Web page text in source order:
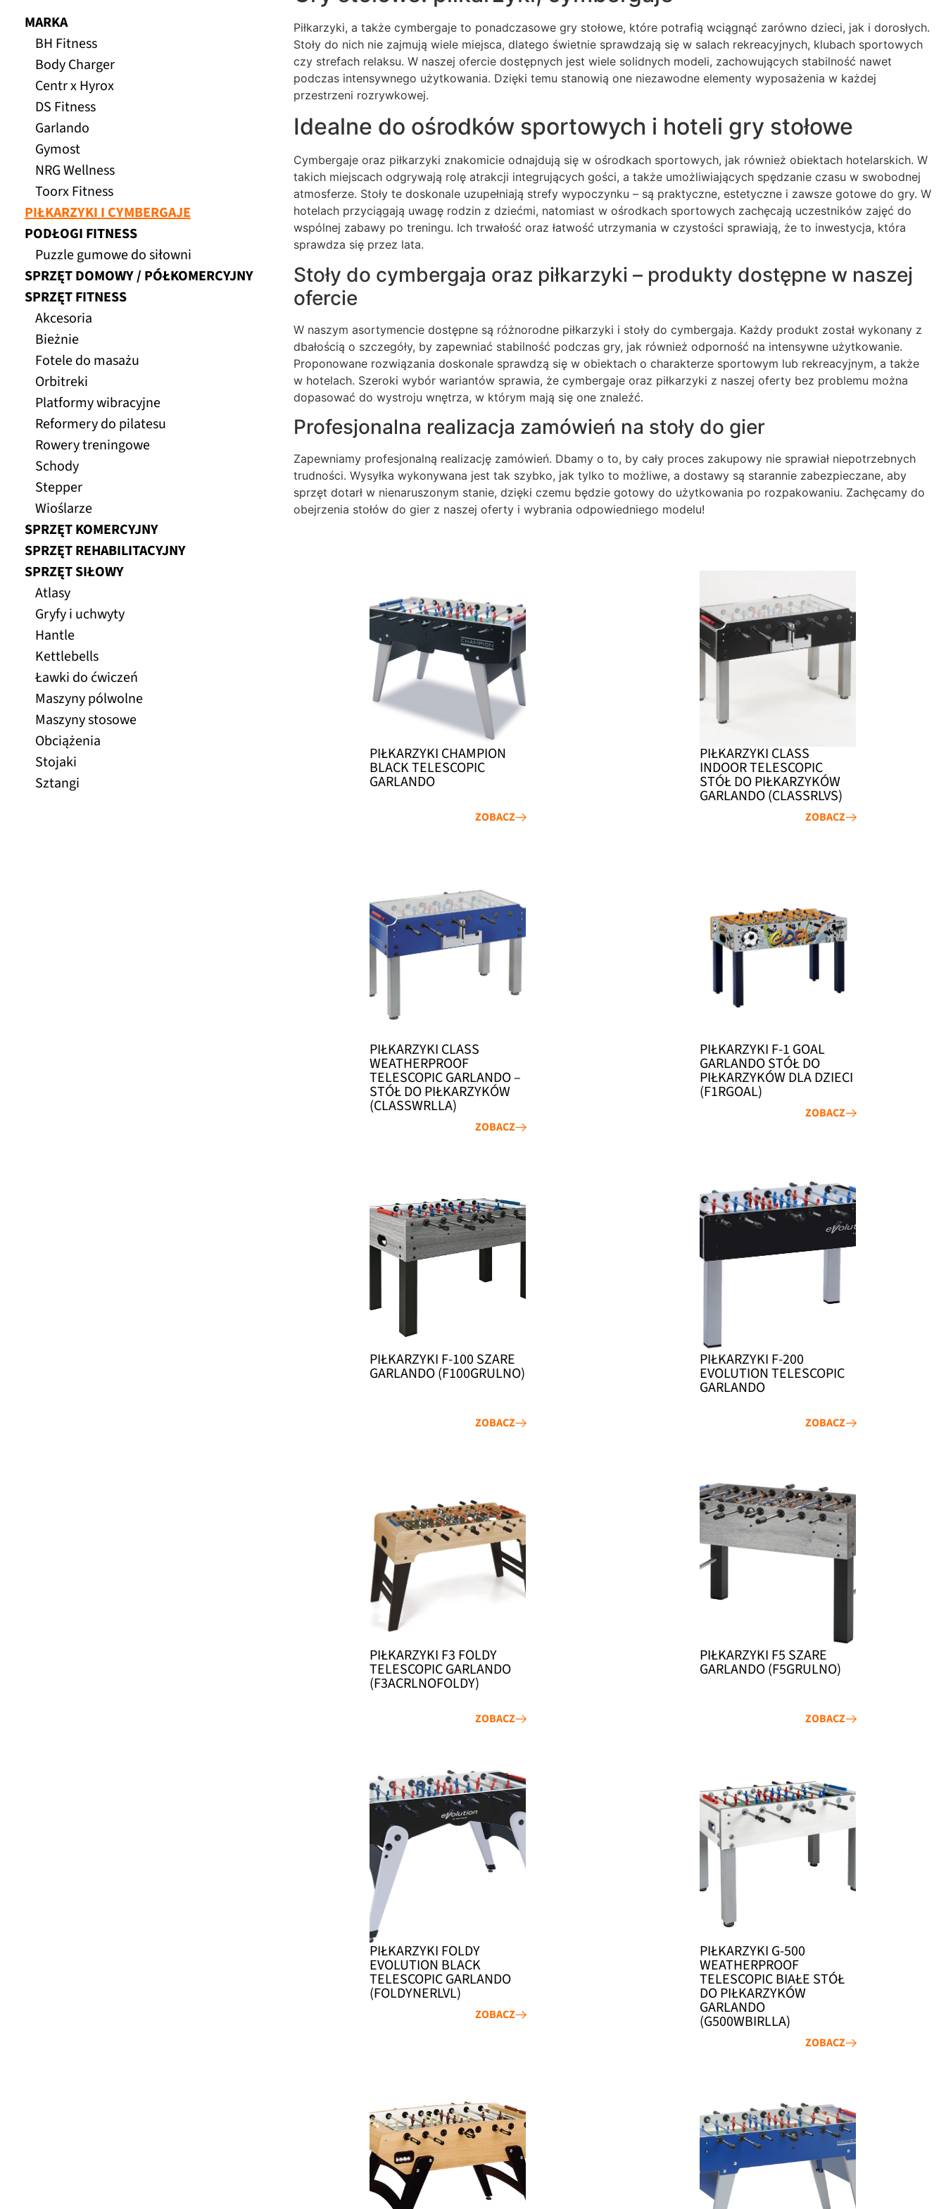
MARKA
BH Fitness
Body Charger
Centr x Hyrox
DS Fitness
Garlando
Gymost
NRG Wellness
Toorx Fitness
PIŁKARZYKI I CYMBERGAJE
PODŁOGI FITNESS
Puzzle gumowe do siłowni
SPRZĘT DOMOWY / PÓŁKOMERCYJNY
SPRZĘT FITNESS
Akcesoria
Bieżnie
Fotele do masażu
Orbitreki
Platformy wibracyjne
Reformery do pilatesu
Rowery treningowe
Schody
Stepper
Wioślarze
SPRZĘT KOMERCYJNY
SPRZĘT REHABILITACYJNY
SPRZĘT SIŁOWY
Atlasy
Gryfy i uchwyty
Hantle
Kettlebells
Ławki do ćwiczeń
Maszyny pólwolne
Maszyny stosowe
Obciążenia
Stojaki
Sztangi
Piłkarzyki, a także cymbergaje to ponadczasowe gry stołowe, które potrafią wciągnąć zarówno dzieci, jak i dorosłych.
Stoły do nich nie zajmują wiele miejsca, dlatego świetnie sprawdzają się w salach rekreacyjnych, klubach sportowych
czy strefach relaksu. W naszej ofercie dostępnych jest wiele solidnych modeli, zachowujących stabilność nawet
podczas intensywnego użytkowania. Dzięki temu stanowią one niezawodne elementy wyposażenia w każdej
przestrzeni rozrywkowej.
Idealne do ośrodków sportowych i hoteli gry stołowe
Cymbergaje oraz piłkarzyki znakomicie odnajdują się w ośrodkach sportowych, jak również obiektach hotelarskich. W
takich miejscach odgrywają rolę atrakcji integrujących gości, a także umożliwiających spędzanie czasu w swobodnej
atmosferze. Stoły te doskonale uzupełniają strefy wypoczynku – są praktyczne, estetyczne i zawsze gotowe do gry. W
hotelach przyciągają uwagę rodzin z dziećmi, natomiast w ośrodkach sportowych zachęcają uczestników zajęć do
wspólnej zabawy po treningu. Ich trwałość oraz łatwość utrzymania w czystości sprawiają, że to inwestycja, która
sprawdza się przez lata.
Stoły do cymbergaja oraz piłkarzyki – produkty dostępne w naszej
ofercie
W naszym asortymencie dostępne są różnorodne piłkarzyki i stoły do cymbergaja. Każdy produkt został wykonany z
dbałością o szczegóły, by zapewniać stabilność podczas gry, jak również odporność na intensywne użytkowanie.
Proponowane rozwiązania doskonale sprawdzą się w obiektach o charakterze sportowym lub rekreacyjnym, a także
w hotelach. Szeroki wybór wariantów sprawia, że cymbergaje oraz piłkarzyki z naszej oferty bez problemu można
dopasować do wystroju wnętrza, w którym mają się one znaleźć.
Profesjonalna realizacja zamówień na stoły do gier
Zapewniamy profesjonalną realizację zamówień. Dbamy o to, by cały proces zakupowy nie sprawiał niepotrzebnych
trudności. Wysyłka wykonywana jest tak szybko, jak tylko to możliwe, a dostawy są starannie zabezpieczane, aby
sprzęt dotarł w nienaruszonym stanie, dzięki czemu będzie gotowy do użytkowania po rozpakowaniu. Zachęcamy do
obejrzenia stołów do gier z naszej oferty i wybrania odpowiedniego modelu!
PIŁKARZYKI CHAMPION
BLACK TELESCOPIC
GARLANDO
ZOBACZ
PIŁKARZYKI CLASS
INDOOR TELESCOPIC
STÓŁ DO PIŁKARZYKÓW
GARLANDO (CLASSRLVS)
ZOBACZ
PIŁKARZYKI CLASS
WEATHERPROOF
TELESCOPIC GARLANDO –
STÓŁ DO PIŁKARZYKÓW
(CLASSWRLLA)
ZOBACZ
PIŁKARZYKI F-1 GOAL
GARLANDO STÓŁ DO
PIŁKARZYKÓW DLA DZIECI
(F1RGOAL)
ZOBACZ
PIŁKARZYKI F-100 SZARE
GARLANDO (F100GRULNO)
ZOBACZ
PIŁKARZYKI F-200
EVOLUTION TELESCOPIC
GARLANDO
ZOBACZ
PIŁKARZYKI F3 FOLDY
TELESCOPIC GARLANDO
(F3ACRLNOFOLDY)
ZOBACZ
PIŁKARZYKI F5 SZARE
GARLANDO (F5GRULNO)
ZOBACZ
PIŁKARZYKI FOLDY
EVOLUTION BLACK
TELESCOPIC GARLANDO
(FOLDYNERLVL)
ZOBACZ
PIŁKARZYKI G-500
WEATHERPROOF
TELESCOPIC BIAŁE STÓŁ
DO PIŁKARZYKÓW
GARLANDO
(G500WBIRLLA)
ZOBACZ